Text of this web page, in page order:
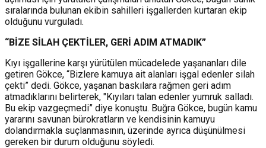
sıralarında bulunan ekibin sahilleri işgallerden kurtaran ekip
olduğunu vurguladı.
“BİZE SİLAH ÇEKTİLER, GERİ ADIM ATMADIK”
Kıyı işgallerine karşı yürütülen mücadelede yaşananları dile
getiren Gökce, “Bizlere kamuya ait alanları işgal edenler silah
çekti” dedi. Gökce, yaşanan baskılara rağmen geri adım
atmadıklarını belirterek, "Kıyıları talan edenler yumruk salladı.
Bu ekip vazgeçmedi” diye konuştu. Buğra Gökce, bugün kamu
yararını savunan bürokratların ve kendisinin kamuyu
dolandırmakla suçlanmasının, üzerinde ayrıca düşünülmesi
gereken bir durum olduğunu söyledi.